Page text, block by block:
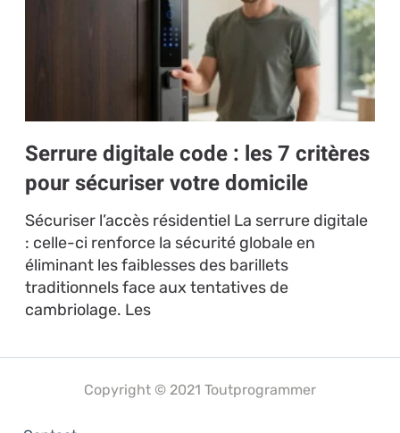
Serrure digitale code : les 7 critères
pour sécuriser votre domicile
Sécuriser l’accès résidentiel La serrure digitale
: celle-ci renforce la sécurité globale en
éliminant les faiblesses des barillets
traditionnels face aux tentatives de
cambriolage. Les
Copyright © 2021 Toutprogrammer